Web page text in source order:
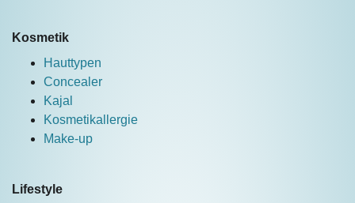
Kosmetik
Hauttypen
Concealer
Kajal
Kosmetikallergie
Make-up
Lifestyle